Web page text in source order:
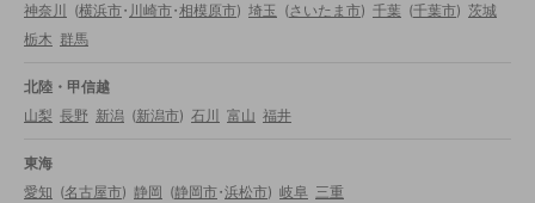
神奈川
(横浜市・川崎市・相模原市) 埼玉 (さいたま市) 千葉 (千葉市) 茨城
栃木 群馬
北陸・甲信越
山梨 長野 新潟 (新潟市) 石川 富山 福井
東海
愛知 (名古屋市) 静岡 (静岡市・浜松市) 岐阜 三重